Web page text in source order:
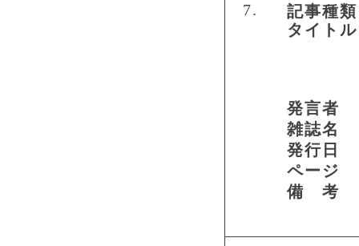
7.
記事種類
タイトル
発言者
雑誌名
発行日
ページ
備 考